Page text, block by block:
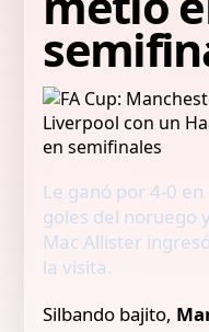
Le ganó por 4-0
goles del noruego
Mac Allister
la visita.
Silbando bajito,